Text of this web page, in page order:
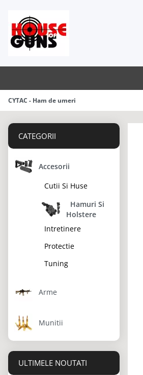
CYTAC - Ham de umeri
CATEGORII
Accesorii
Cutii Si Huse
Hamuri Si
Holstere
Intretinere
Protectie
Tuning
Arme
Munitii
ULTIMELE NOUTATI